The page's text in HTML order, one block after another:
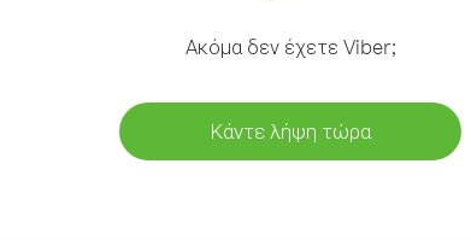
Ακόμα δεν έχετε Viber;
Κάντε λήψη τώρα